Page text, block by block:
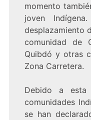
momento
joven
desplazamiento
comunidad de
Quibdó y otras
Zona Carretera.
Debido a esta
comunidades
se han